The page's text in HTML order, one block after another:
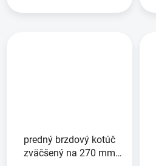
predný brzdový kotúč
zväčšený na 270 mm